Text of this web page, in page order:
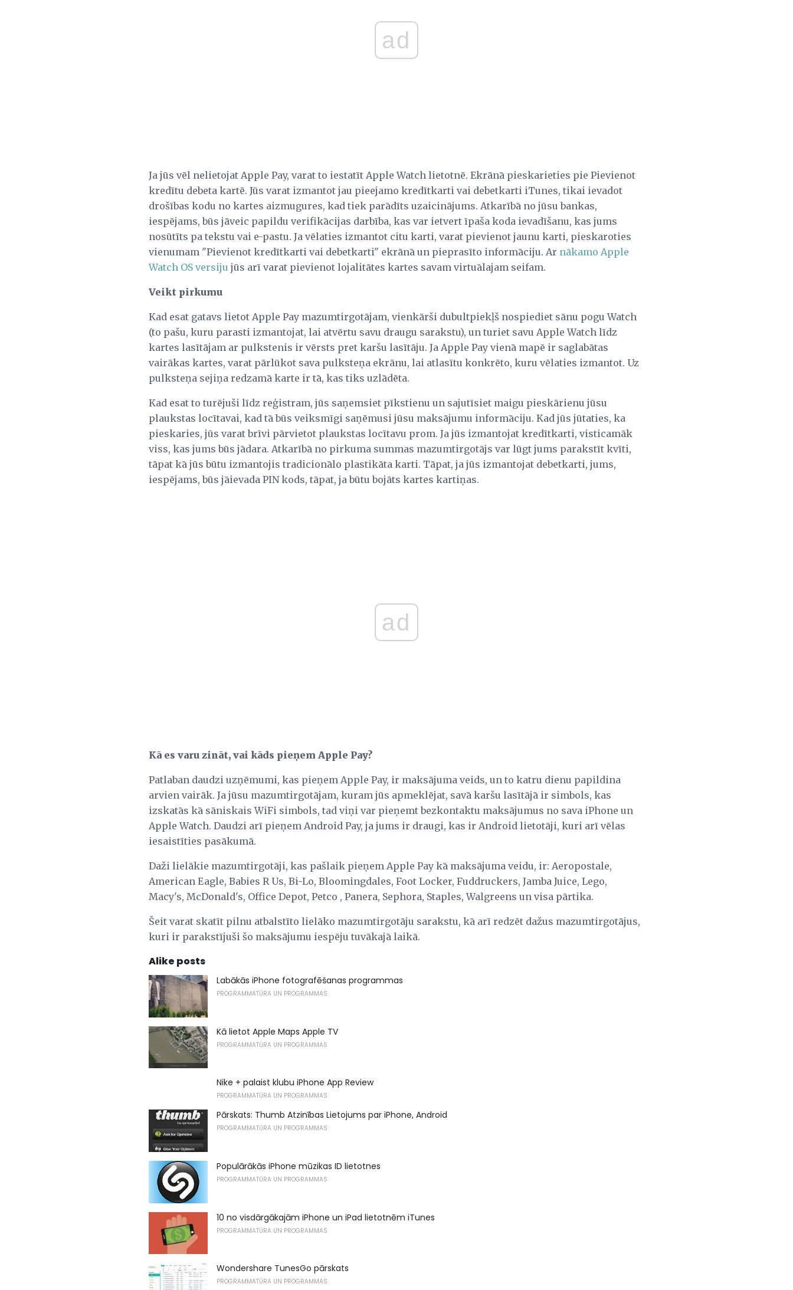
ad
Ja jūs vēl nelietojat Apple Pay, varat to iestatīt Apple Watch lietotnē. Ekrānā pieskarieties pie Pievienot
kredītu debeta kartē. Jūs varat izmantot jau pieejamo kredītkarti vai debetkarti iTunes, tikai ievadot
drošības kodu no kartes aizmugures, kad tiek parādīts uzaicinājums. Atkarībā no jūsu bankas,
iespējams, būs jāveic papildu verifikācijas darbība, kas var ietvert īpaša koda ievadīšanu, kas jums
nosūtīts pa tekstu vai e-pastu. Ja vēlaties izmantot citu karti, varat pievienot jaunu karti, pieskaroties
vienumam "Pievienot kredītkarti vai debetkarti" ekrānā un pieprasīto informāciju. Ar nākamo Apple
Watch OS versiju jūs arī varat pievienot lojalitātes kartes savam virtuālajam seifam.
Veikt pirkumu
Kad esat gatavs lietot Apple Pay mazumtirgotājam, vienkārši dubultpiekļš nospiediet sānu pogu Watch
(to pašu, kuru parasti izmantojat, lai atvērtu savu draugu sarakstu), un turiet savu Apple Watch līdz
kartes lasītājam ar pulkstenis ir vērsts pret karšu lasītāju. Ja Apple Pay vienā mapē ir saglabātas
vairākas kartes, varat pārlūkot sava pulksteņa ekrānu, lai atlasītu konkrēto, kuru vēlaties izmantot. Uz
pulksteņa sejiņa redzamā karte ir tā, kas tiks uzlādēta.
Kad esat to turējuši līdz reģistram, jūs saņemsiet pīkstienu un sajutīsiet maigu pieskārienu jūsu
plaukstas locītavai, kad tā būs veiksmīgi saņēmusi jūsu maksājumu informāciju. Kad jūs jūtaties, ka
pieskaries, jūs varat brīvi pārvietot plaukstas locītavu prom. Ja jūs izmantojat kredītkarti, visticamāk
viss, kas jums būs jādara. Atkarībā no pirkuma summas mazumtirgotājs var lūgt jums parakstīt kvīti,
tāpat kā jūs būtu izmantojis tradicionālo plastikāta karti. Tāpat, ja jūs izmantojat debetkarti, jums,
iespējams, būs jāievada PIN kods, tāpat, ja būtu bojāts kartes kartiņas.
ad
Kā es varu zināt, vai kāds pieņem Apple Pay?
Patlaban daudzi uzņēmumi, kas pieņem Apple Pay, ir maksājuma veids, un to katru dienu papildina
arvien vairāk. Ja jūsu mazumtirgotājam, kuram jūs apmeklējat, savā karšu lasītājā ir simbols, kas
izskatās kā sāniskais WiFi simbols, tad viņi var pieņemt bezkontaktu maksājumus no sava iPhone un
Apple Watch. Daudzi arī pieņem Android Pay, ja jums ir draugi, kas ir Android lietotāji, kuri arī vēlas
iesaistīties pasākumā.
Daži lielākie mazumtirgotāji, kas pašlaik pieņem Apple Pay kā maksājuma veidu, ir: Aeropostale,
American Eagle, Babies R Us, Bi-Lo, Bloomingdales, Foot Locker, Fuddruckers, Jamba Juice, Lego,
Macy's, McDonald's, Office Depot, Petco , Panera, Sephora, Staples, Walgreens un visa pārtika.
Šeit varat skatīt pilnu atbalstīto lielāko mazumtirgotāju sarakstu, kā arī redzēt dažus mazumtirgotājus,
kuri ir parakstījuši šo maksājumu iespēju tuvākajā laikā.
Alike posts
Labākās iPhone fotografēšanas programmas
PROGRAMMATŪRA UN PROGRAMMAS
Kā lietot Apple Maps Apple TV
PROGRAMMATŪRA UN PROGRAMMAS
Nike + palaist klubu iPhone App Review
PROGRAMMATŪRA UN PROGRAMMAS
Pārskats: Thumb Atzinības Lietojums par iPhone, Android
PROGRAMMATŪRA UN PROGRAMMAS
Populārākās iPhone mūzikas ID lietotnes
PROGRAMMATŪRA UN PROGRAMMAS
10 no visdārgākajām iPhone un iPad lietotnēm iTunes
PROGRAMMATŪRA UN PROGRAMMAS
Wondershare TunesGo pārskats
PROGRAMMATŪRA UN PROGRAMMAS